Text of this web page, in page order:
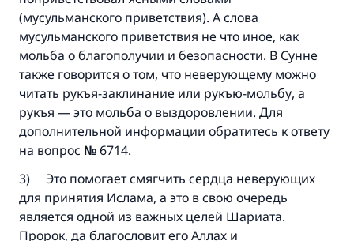
(мусульманского приветствия). А слова
мусульманского приветствия не что иное, как
мольба о благополучии и безопасности. В Сунне
также говорится о том, что неверующему можно
читать рукъя-заклинание или рукъю-мольбу, а
рукъя — это мольба о выздоровлении. Для
дополнительной информации обратитесь к ответу
на вопрос №6714.
3) Это помогает смягчить сердца неверующих
для принятия Ислама, а это в свою очередь
является одной из важных целей Шариата.
Пророк, да благословит его Аллах и